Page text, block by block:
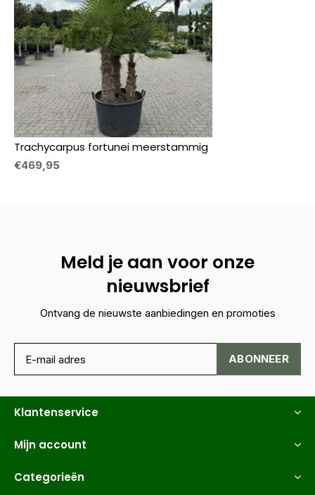
Trachycarpus fortunei meerstammig
€469,95
Meld je aan voor onze
nieuwsbrief
Ontvang de nieuwste aanbiedingen en promoties
ABONNEER
Klantenservice
Mijn account
Categorieën